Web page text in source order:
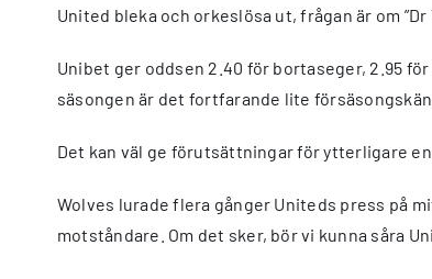
United bleka och orkeslösa ut, frågan är om
Unibet ger oddsen 2.40 för bortaseger, 2.95
säsongen är det fortfarande lite
Det kan väl ge förutsättningar för ytterligare
Wolves lurade flera gånger Uniteds press på
motståndare. Om det sker, bör vi kunna såra